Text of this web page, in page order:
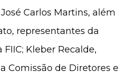
Carlos Martins, além
representantes da
Kleber Recalde,
Comissão de Diretores e